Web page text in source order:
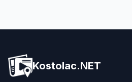
Kostolac.NET